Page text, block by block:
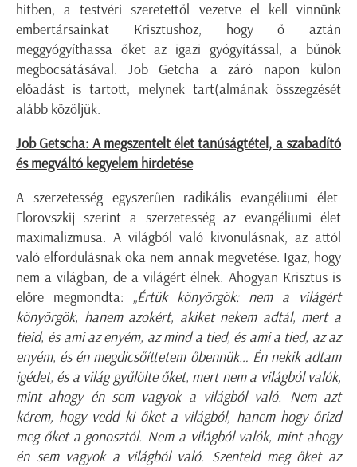
hitben, a testvéri szeretettől vezetve el kell vinnünk
embertársainkat Krisztushoz, hogy ő aztán
meggyógyíthassa őket az igazi gyógyítással, a bűnök
megbocsátásával. Job Getcha a záró napon külön
előadást is tartott, melynek tart(almának összegzését
alább közöljük.
Job Getscha: A megszentelt élet tanúságtétel, a szabadító
és megváltó kegyelem hirdetése
A szerzetesség egyszerűen radikális evangéliumi élet.
Florovszkij szerint a szerzetesség az evangéliumi élet
maximalizmusa. A világból való kivonulásnak, az attól
való elfordulásnak oka nem annak megvetése. Igaz, hogy
nem a világban, de a világért élnek. Ahogyan Krisztus is
előre megmondta: „Értük könyörgök: nem a világért
könyörgök, hanem azokért, akiket nekem adtál, mert a
tieid, és ami az enyém, az mind a tied, és ami a tied, az az
enyém, és én megdicsőíttetem őbennük… Én nekik adtam
igédet, és a világ gyűlölte őket, mert nem a világból valók,
mint ahogy én sem vagyok a világból való. Nem azt
kérem, hogy vedd ki őket a világból, hanem hogy őrizd
meg őket a gonosztól. Nem a világból valók, mint ahogy
én sem vagyok a világból való. Szenteld meg őket az